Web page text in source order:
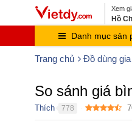
Hồ
Danh mục sản
Trang chủ Đồ dùng
So sánh giá
Thích 778